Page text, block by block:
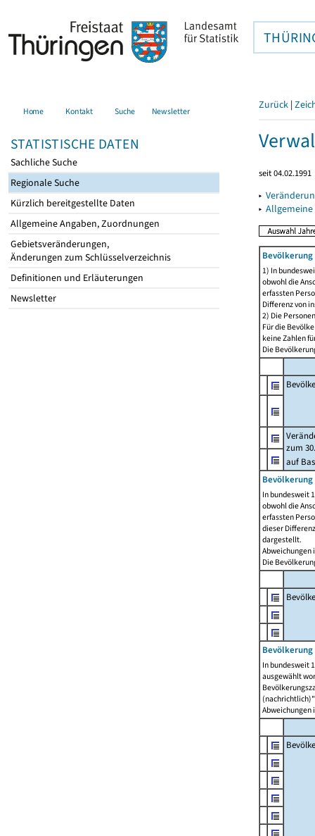
Home Kontakt Suche Newsletter
STATISTISCHE DATEN
Sachliche Suche
Regionale Suche
Kürzlich bereitgestellte Daten
Allgemeine Angaben, Zuordnungen
Gebietsveränderungen,
Änderungen zum Schlüsselverzeichnis
Definitionen und Erläuterungen
Newsletter
Zurück |
seit 04.02.1991
▸
▸
1) In
obwohl die
erfassten
Differenz von
2) Die
Für die
keine Zahlen
Die
zum
auf
Bevölkerung
In bundesweit
obwohl die
erfassten
dieser
dargestellt.
Abweichungen
Die
In bundesweit
ausgewählt
Abweichungen